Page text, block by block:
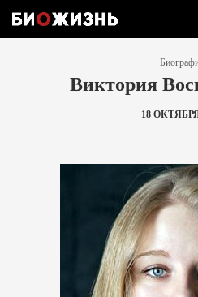
Виктория
18